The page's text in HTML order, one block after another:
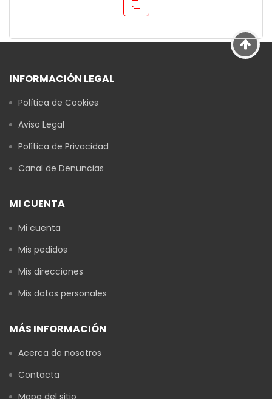
INFORMACIÓN LEGAL
Política de Cookies
Aviso Legal
Política de Privacidad
Canal de Denuncias
MI CUENTA
Mi cuenta
Mis pedidos
Mis direcciones
Mis datos personales
MÁS INFORMACIÓN
Acerca de nosotros
Contacta
Mapa del sitio